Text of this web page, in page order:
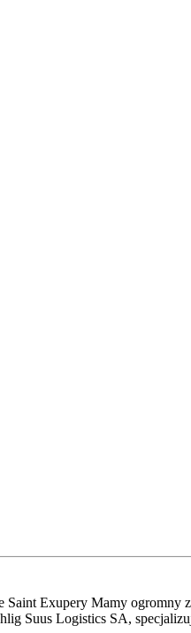
Exupery Mamy ogromny
Suus Logistics SA,